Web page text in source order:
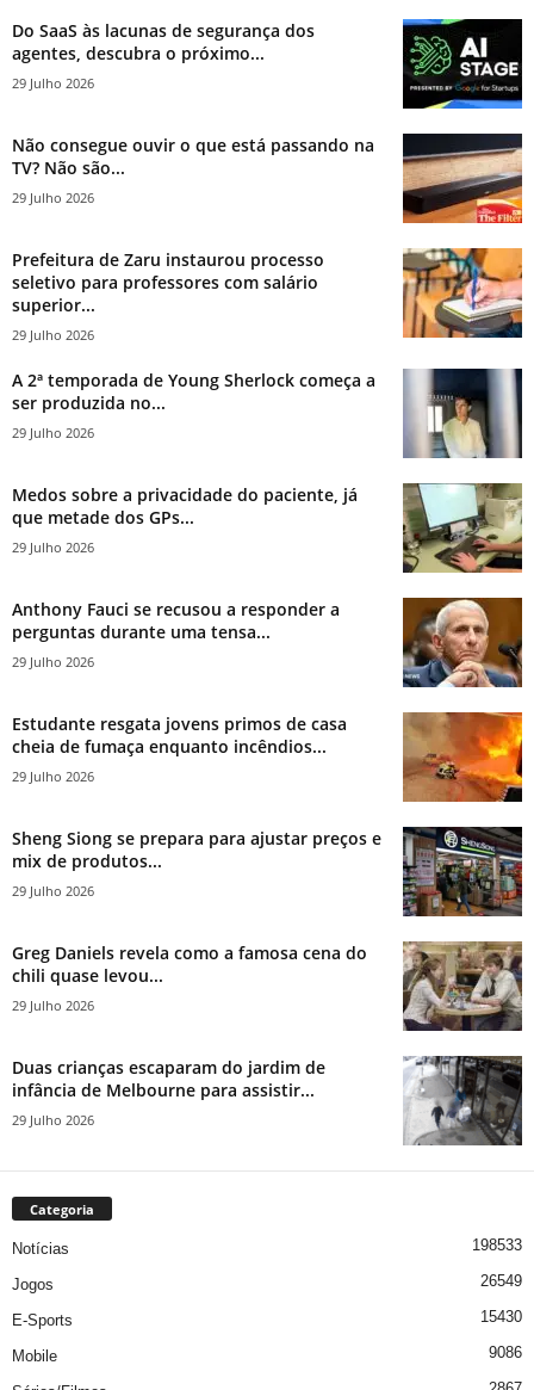
Do SaaS às lacunas de segurança dos
agentes, descubra o próximo...
29 Julho 2026
Não consegue ouvir o que está passando na
TV? Não são...
29 Julho 2026
Prefeitura de Zaru instaurou processo
seletivo para professores com salário
superior...
29 Julho 2026
A 2ª temporada de Young Sherlock começa a
ser produzida no...
29 Julho 2026
Medos sobre a privacidade do paciente, já
que metade dos GPs...
29 Julho 2026
Anthony Fauci se recusou a responder a
perguntas durante uma tensa...
29 Julho 2026
Estudante resgata jovens primos de casa
cheia de fumaça enquanto incêndios...
29 Julho 2026
Sheng Siong se prepara para ajustar preços e
mix de produtos...
29 Julho 2026
Greg Daniels revela como a famosa cena do
chili quase levou...
29 Julho 2026
Duas crianças escaparam do jardim de
infância de Melbourne para assistir...
29 Julho 2026
Categoria
Notícias 198533
Jogos 26549
E-Sports 15430
Mobile 9086